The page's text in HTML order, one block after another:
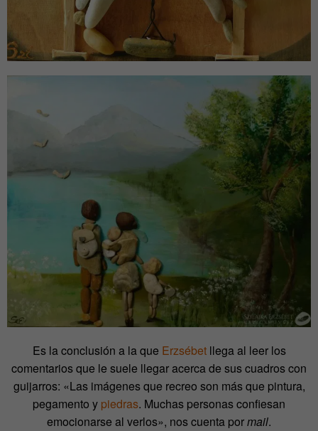
Es la conclusión a la que Erzsébetllega al leer los
comentarios que le suele llegar acerca de sus cuadros con
guijarros: «Las imágenes que recreo son más que pintura,
pegamento y piedras. Muchas personas confiesan
emocionarse al verlos», nos cuenta pormail.